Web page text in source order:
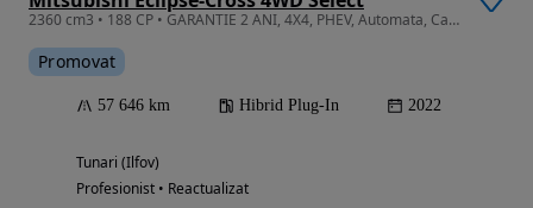
2360 cm3 • 188 CP • GARANTIE 2 ANI, 4X4, PHEV, Automata, Camera, LED, Scaune incalzite
Promovat
57 646 km Hibrid Plug-In 2022
Tunari (Ilfov)
Profesionist • Reactualizat